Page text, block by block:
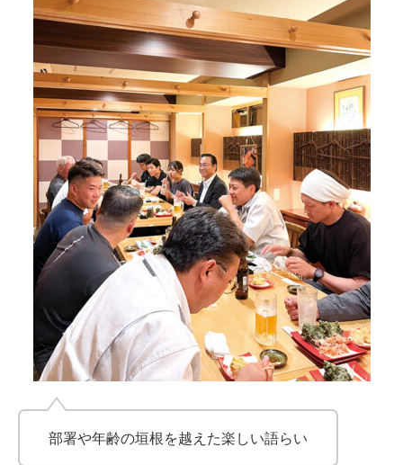
部署や年齢の垣根を越えた楽しい語らい